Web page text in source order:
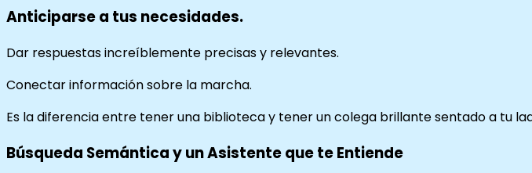
Anticiparse a tus necesidades.
Dar respuestas increíblemente precisas y relevantes.
Conectar información sobre la marcha.
Es la diferencia entre tener una biblioteca y tener un colega brillante sentado a tu
Búsqueda Semántica y un Asistente que te Entiende